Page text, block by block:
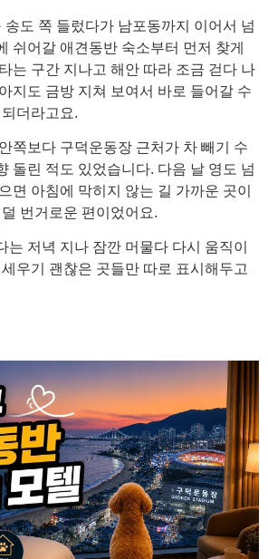
도 쪽 들렀다가 남포동까지 이어서 넘
쉬어갈 애견동반 숙소부터 먼저 찾게
는 구간 지나고 해안 따라 조금 걷다 나
지도 금방 지쳐 보여서 바로 들어갈 수
더라고요.
쪽보다 구덕운동장 근처가 차 빼기 수
돌린 적도 있었습니다. 다음 날 영도 넘
면 아침에 막히지 않는 길 가까운 곳이
번거로운 편이었어요.
는 저녁 지나 잠깐 머물다 다시 움직이
우기 괜찮은 곳들만 따로 표시해두고